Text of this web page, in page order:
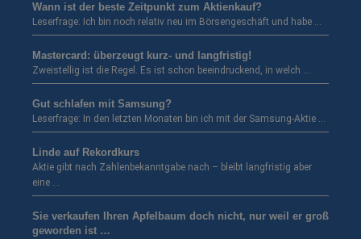
Wann ist der beste Zeitpunkt zum Aktienkauf?
Leserfrage: Ich bin noch relativ neu im Börsengeschäft und habe …
Mastercard: überzeugt kurz- und langfristig!
Zweistellig ist die Regel. Es ist schon beeindruckend, in welch …
Gut schlafen mit Samsung?
Leserfrage: In den letzten Monaten bin ich mit der Samsung-Aktie …
Linde auf Rekordkurs
Aktie gibt nach Zahlenbekanntgabe nach – bleibt langfristig aber
eine …
Sie verkaufen Ihren Apfelbaum doch nicht, nur weil er groß
geworden ist …